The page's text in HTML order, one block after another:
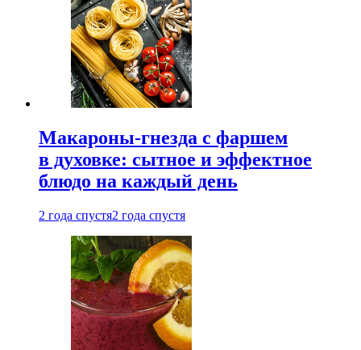
Макароны-гнезда с фаршем
в духовке: сытное и эффектное
блюдо на каждый день
2 года спустя2 года спустя